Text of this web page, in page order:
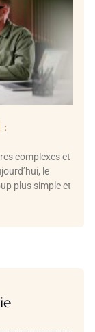
:
complexes et
le
plus simple et